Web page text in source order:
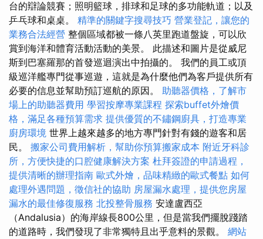
台的辯論競賽；照明籃球，排球和足球的多功能軌道；以及
乒乓球和桌桌。 精準的關鍵字搜尋技巧 營業登記，讓您的
業務合法經營 整個區域都被一條八英里跑道盤旋，可以欣
賞到海洋和體育活動活動的美景。 此描述和圖片是從威尼
斯到巴塞羅那的首發巡迴演出中拍攝的。 我們的員工或頂
級巡洋艦專門從事巡遊，這就是為什麼他們為客戶提供所有
必要的信息並幫助預訂巡航的原因。 助聽器價格，了解市
場上的助聽器費用 學習按摩專業課程 探索buffet外燴價
格，滿足各種預算需求 提供優質的不鏽鋼廚具，打造專業
廚房環境 世界上越來越多的地方專門針對有錢的遊客和居
民。 搬家公司費用解析，幫助你預算搬家成本 附近牙科診
所，方便快捷的口腔健康解決方案 杜拜簽證的申請過程，
提供清晰的辦理指南 歐式外燴，品味精緻的歐式餐點 如何
處理外遇問題，徵信社的協助 房屋漏水處理，提供您房屋
漏水的最佳修復服務 北投整骨服務 安達盧西亞
（Andalusia）的海岸線長800公里，但是當我們擺脫踐踏
的道路時，我們發現了非常獨特且出乎意料的景觀。 網站